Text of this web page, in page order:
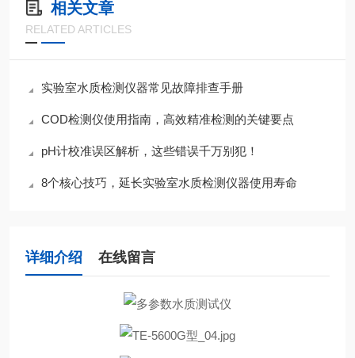
相关文章
RELATED ARTICLES
实验室水质检测仪器常见故障排查手册
COD检测仪使用指南，高效精准检测的关键要点
pH计校准误区解析，这些错误千万别犯！
8个核心技巧，延长实验室水质检测仪器使用寿命
详细介绍 在线留言